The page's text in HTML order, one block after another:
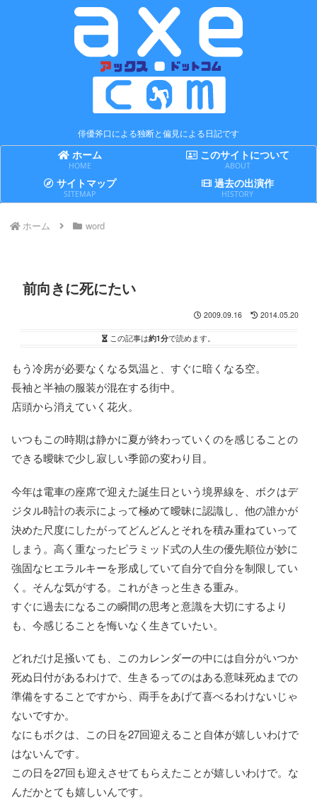
俳優斧口による独断と偏見による日記です
ホーム
HOME
このサイトについて
ABOUT
サイトマップ
SITEMAP
過去の出演作
HISTORY
ホーム word
前向きに死にたい
2009.09.16 2014.05.20
この記事は約1分で読めます。
もう冷房が必要なくなる気温と、すぐに暗くなる空。
長袖と半袖の服装が混在する街中。
店頭から消えていく花火。
いつもこの時期は静かに夏が終わっていくのを感じることの
できる曖昧で少し寂しい季節の変わり目。
今年は電車の座席で迎えた誕生日という境界線を、ボクはデ
ジタル時計の表示によって極めて曖昧に認識し、他の誰かが
決めた尺度にしたがってどんどんとそれを積み重ねていって
しまう。高く重なったピラミッド式の人生の優先順位が妙に
強固なヒエラルキーを形成していて自分で自分を制限してい
く。そんな気がする。これがきっと生きる重み。
すぐに過去になるこの瞬間の思考と意識を大切にするより
も、今感じることを悔いなく生きていたい。
どれだけ足掻いても、このカレンダーの中には自分がいつか
死ぬ日付があるわけで、生きるってのはある意味死ぬまでの
準備をすることですから、両手をあげて喜べるわけないじゃ
ないですか。
なにもボクは、この日を27回迎えること自体が嬉しいわけで
はないんです。
この日を27回も迎えさせてもらえたことが嬉しいわけで。な
んだかとても嬉しいんです。